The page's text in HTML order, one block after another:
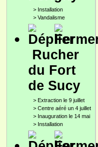
> Installation
> Vandalisme
Rucher
du Fort
de Sucy
> Extraction le 9 juillet
> Centre aéré un 4 juillet
> Inauguration le 14 mai
> Installation